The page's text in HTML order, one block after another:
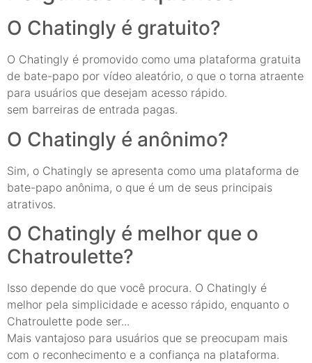
O Chatingly é gratuito?
O Chatingly é promovido como uma plataforma gratuita
de bate-papo por vídeo aleatório, o que o torna atraente
para usuários que desejam acesso rápido.
sem barreiras de entrada pagas.
O Chatingly é anônimo?
Sim, o Chatingly se apresenta como uma plataforma de
bate-papo anônima, o que é um de seus principais
atrativos.
O Chatingly é melhor que o
Chatroulette?
Isso depende do que você procura. O Chatingly é
melhor pela simplicidade e acesso rápido, enquanto o
Chatroulette pode ser...
Mais vantajoso para usuários que se preocupam mais
com o reconhecimento e a confiança na plataforma.